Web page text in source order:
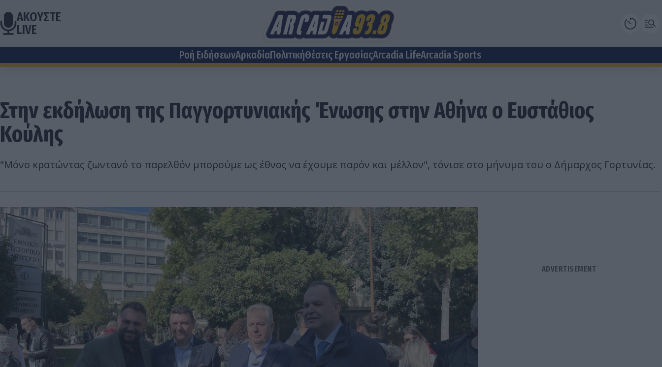
ΑΚΟΥΣΤΕ
LIVE
Ροή ΕιδήσεωνΑρκαδίαΠολιτικήΘέσεις EργασίαςArcadia LifeArcadia Sports
Στην εκδήλωση της Παγγορτυνιακής Ένωσης στην Αθήνα ο Ευστάθιος
Κούλης
"Μόνο κρατώντας ζωντανό το παρελθόν μπορούμε ως έθνος να έχουμε παρόν και μέλλον", τόνισε στο μήνυμα του ο Δήμαρχος Γορτυνίας.